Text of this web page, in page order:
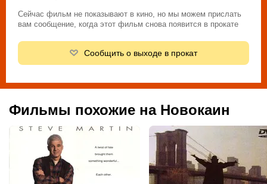
Сейчас фильм не показывают в кино, но мы можем прислать
вам сообщение, когда этот фильм снова появится в прокате
Сообщить о выходе в прокат
Фильмы похожие на Новокаин